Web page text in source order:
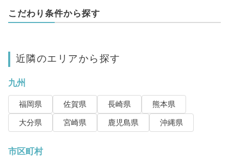
こだわり条件から探す
近隣のエリアから探す
九州
福岡県 佐賀県 長崎県
熊本県
大分県
宮崎県 鹿児島県 沖縄県
市区町村